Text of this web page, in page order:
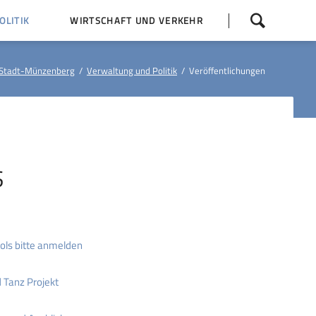
überspringen
WIRTSCHAFT UND VERKEHR
Münzenberg Verwaltung und Politik Veröffentlichungen
bitte anmelden
Projekt